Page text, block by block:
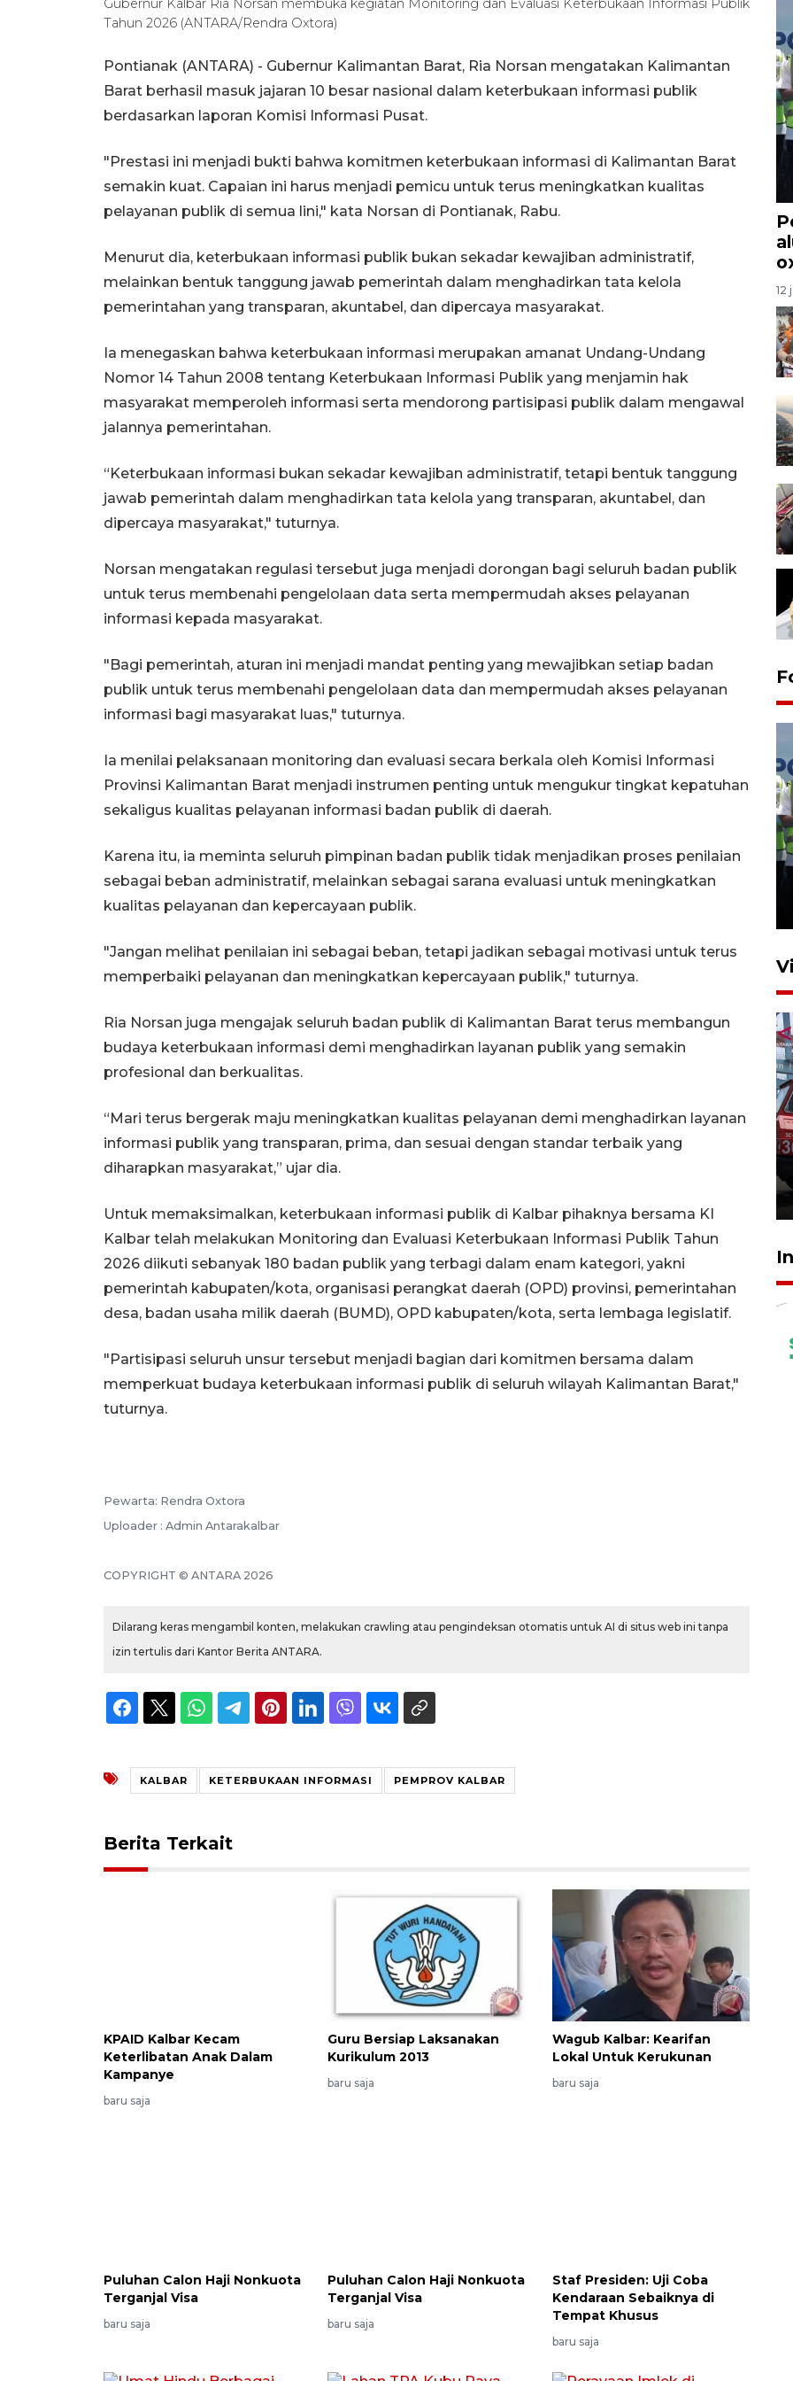
Gubernur Kalbar Ria Norsan membuka kegiatan Monitoring dan Evaluasi Keterbukaan Informasi Publik
Tahun 2026 (ANTARA/Rendra Oxtora)
Pontianak (ANTARA) - Gubernur Kalimantan Barat, Ria Norsan mengatakan Kalimantan
Barat berhasil masuk jajaran 10 besar nasional dalam keterbukaan informasi publik
berdasarkan laporan Komisi Informasi Pusat.
"Prestasi ini menjadi bukti bahwa komitmen keterbukaan informasi di Kalimantan Barat
semakin kuat. Capaian ini harus menjadi pemicu untuk terus meningkatkan kualitas
pelayanan publik di semua lini," kata Norsan di Pontianak, Rabu.
Menurut dia, keterbukaan informasi publik bukan sekadar kewajiban administratif,
melainkan bentuk tanggung jawab pemerintah dalam menghadirkan tata kelola
pemerintahan yang transparan, akuntabel, dan dipercaya masyarakat.
Ia menegaskan bahwa keterbukaan informasi merupakan amanat Undang-Undang
Nomor 14 Tahun 2008 tentang Keterbukaan Informasi Publik yang menjamin hak
masyarakat memperoleh informasi serta mendorong partisipasi publik dalam mengawal
jalannya pemerintahan.
“Keterbukaan informasi bukan sekadar kewajiban administratif, tetapi bentuk tanggung
jawab pemerintah dalam menghadirkan tata kelola yang transparan, akuntabel, dan
dipercaya masyarakat," tuturnya.
Norsan mengatakan regulasi tersebut juga menjadi dorongan bagi seluruh badan publik
untuk terus membenahi pengelolaan data serta mempermudah akses pelayanan
informasi kepada masyarakat.
"Bagi pemerintah, aturan ini menjadi mandat penting yang mewajibkan setiap badan
publik untuk terus membenahi pengelolaan data dan mempermudah akses pelayanan
informasi bagi masyarakat luas," tuturnya.
Ia menilai pelaksanaan monitoring dan evaluasi secara berkala oleh Komisi Informasi
Provinsi Kalimantan Barat menjadi instrumen penting untuk mengukur tingkat kepatuhan
sekaligus kualitas pelayanan informasi badan publik di daerah.
Karena itu, ia meminta seluruh pimpinan badan publik tidak menjadikan proses penilaian
sebagai beban administratif, melainkan sebagai sarana evaluasi untuk meningkatkan
kualitas pelayanan dan kepercayaan publik.
"Jangan melihat penilaian ini sebagai beban, tetapi jadikan sebagai motivasi untuk terus
memperbaiki pelayanan dan meningkatkan kepercayaan publik," tuturnya.
Ria Norsan juga mengajak seluruh badan publik di Kalimantan Barat terus membangun
budaya keterbukaan informasi demi menghadirkan layanan publik yang semakin
profesional dan berkualitas.
“Mari terus bergerak maju meningkatkan kualitas pelayanan demi menghadirkan layanan
informasi publik yang transparan, prima, dan sesuai dengan standar terbaik yang
diharapkan masyarakat,” ujar dia.
Untuk memaksimalkan, keterbukaan informasi publik di Kalbar pihaknya bersama KI
Kalbar telah melakukan Monitoring dan Evaluasi Keterbukaan Informasi Publik Tahun
2026 diikuti sebanyak 180 badan publik yang terbagi dalam enam kategori, yakni
pemerintah kabupaten/kota, organisasi perangkat daerah (OPD) provinsi, pemerintahan
desa, badan usaha milik daerah (BUMD), OPD kabupaten/kota, serta lembaga legislatif.
"Partisipasi seluruh unsur tersebut menjadi bagian dari komitmen bersama dalam
memperkuat budaya keterbukaan informasi publik di seluruh wilayah Kalimantan Barat,"
tuturnya.
Pewarta: Rendra Oxtora
Uploader : Admin Antarakalbar
COPYRIGHT © ANTARA 2026
Dilarang keras mengambil konten, melakukan crawling atau pengindeksan otomatis untuk AI di situs web ini tanpa
izin tertulis dari Kantor Berita ANTARA.
KALBAR KETERBUKAAN INFORMASI PEMPROV KALBAR
Berita Terkait
KPAID Kalbar Kecam
Keterlibatan Anak Dalam
Kampanye
baru saja
Guru Bersiap Laksanakan
Kurikulum 2013
baru saja
Wagub Kalbar: Kearifan
Lokal Untuk Kerukunan
baru saja
Puluhan Calon Haji Nonkuota
Terganjal Visa
baru saja
Puluhan Calon Haji Nonkuota
Terganjal Visa
baru saja
Staf Presiden: Uji Coba
Kendaraan Sebaiknya di
Tempat Khusus
baru saja
12
Kalbar siaga darurat karhutla
hingga November
Pontianak alokasikan
anggaran khusus anak